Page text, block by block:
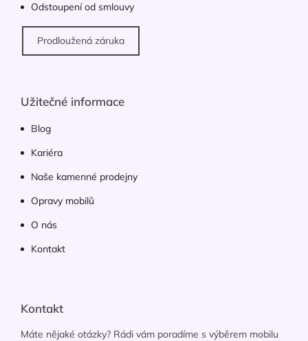
Odstoupení od smlouvy
Prodloužená záruka
Užitečné informace
Blog
Kariéra
Naše kamenné prodejny
Opravy mobilů
O nás
Kontakt
Kontakt
Máte nějaké otázky? Rádi vám poradíme s výběrem mobilu